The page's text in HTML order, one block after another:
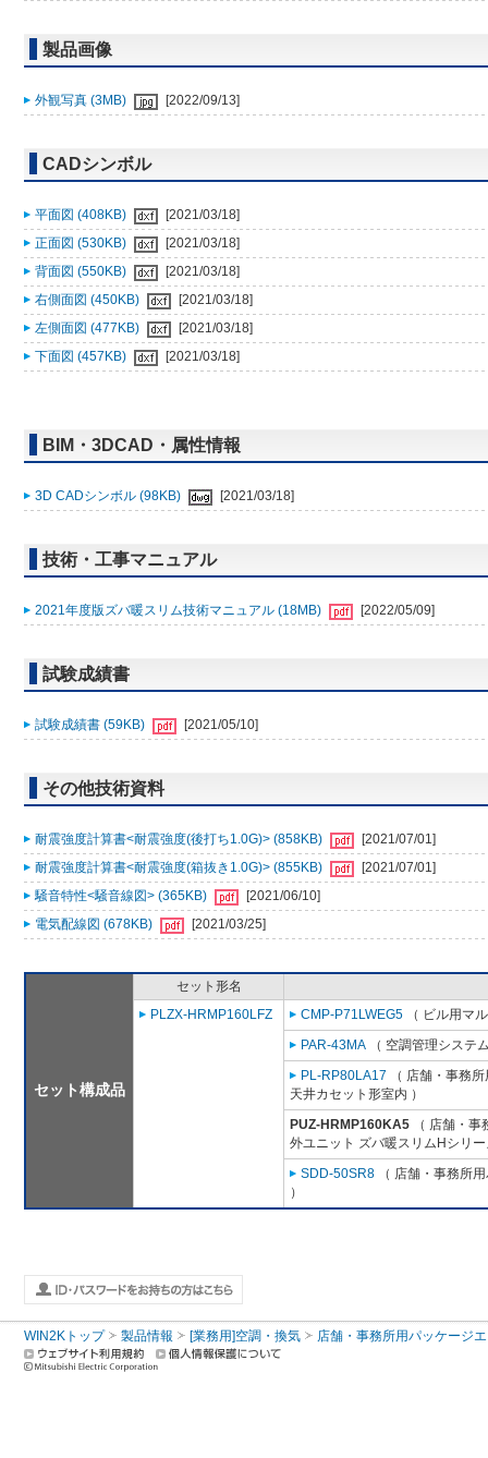
製品画像
外観写真 (3MB) [2022/09/13]
CADシンボル
平面図 (408KB)
[2021/03/18]
正面図 (530KB)
[2021/03/18]
背面図 (550KB)
[2021/03/18]
右側面図 (450KB)
[2021/03/18]
左側面図 (477KB)
[2021/03/18]
下面図 (457KB)
[2021/03/18]
BIM・3DCAD・属性情報
3D CADシンボル (98KB) [2021/03/18]
技術・工事マニュアル
2021年度版ズバ暖スリム技術マニュアル (18MB) [2022/05/09]
試験成績書
試験成績書 (59KB) [2021/05/10]
その他技術資料
耐震強度計算書<耐震強度(後打ち1.0G)> (858KB)
[2021/07/01]
耐震強度計算書<耐震強度(箱抜き1.0G)> (855KB)
[2021/07/01]
騒音特性<騒音線図> (365KB)
[2021/06/10]
電気配線図 (678KB)
[2021/03/25]
セット構成品
セット形名
PLZX-HRMP160LFZ
CMP-P71LWEG5 （ ビル用マ
PAR-43MA （ 空調管理システ
PL-RP80LA17 （ 店舗・事務
天井カセット形室内 ）
PUZ-HRMP160KA5 （ 店舗・
外ユニット ズバ暖スリムHシリ
SDD-50SR8 （ 店舗・事務所
）
WIN2Kトップ 製品情報 [業務用]空調・換気 店舗・事務所用パッケージ